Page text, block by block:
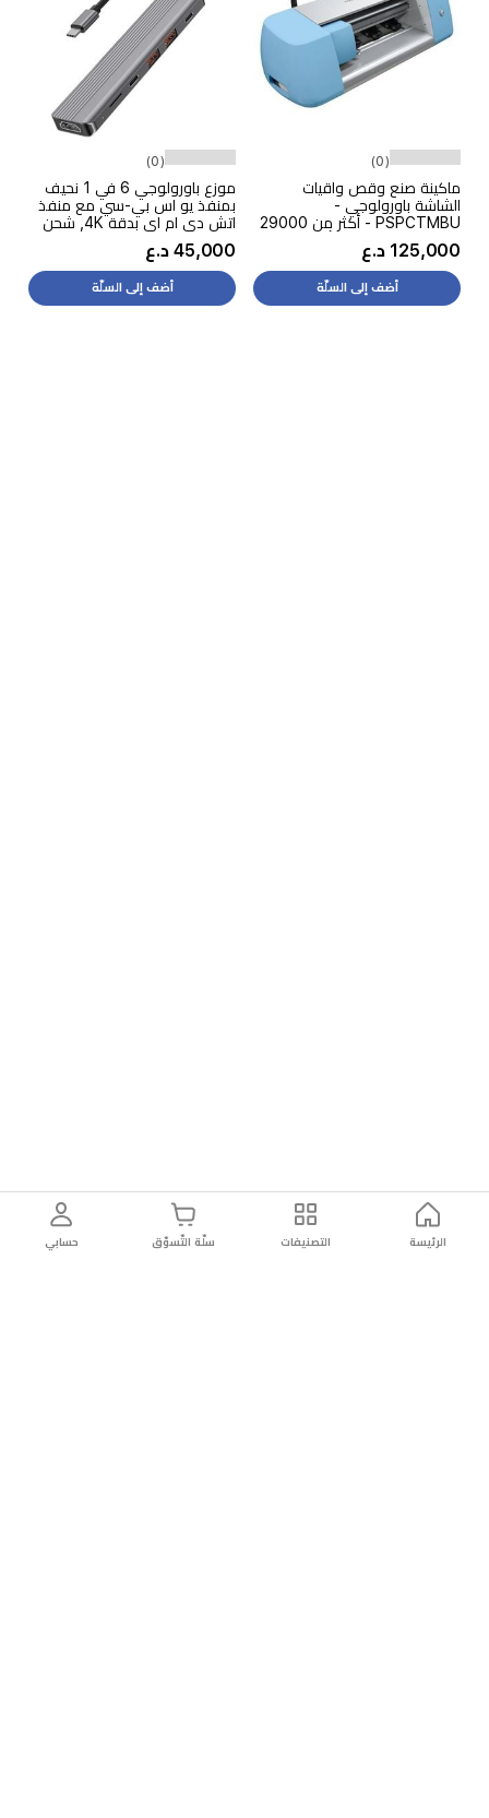
(0)
ماكينة صنع وقص واقيات
الشاشة باورولوجي -
PSPCTMBU - أكثر من 29000
نوع جهاز +80 لغة - أزرق فاتح
125,000 د.ع
أضف إلى السلّة
(0)
موزع باورولوجي 6 في 1 نحيف
بمنفذ يو اس بي-سي مع منفذ
اتش دي ام اي بدقة 4K, شحن
سريع بقدرة 100 واط - رمادي
45,000 د.ع
أضف إلى السلّة
الرئيسة التصنيفات سلّة التّسوّق حسابي